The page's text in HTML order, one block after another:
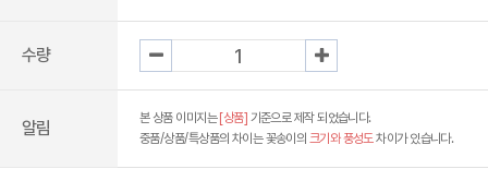
수량
알림 본 상품 이미지는 [상품] 기준으로 제작 되었습니다.
중품/상품/특상품의 차이는 꽃송이의 크기와 풍성도차이가 있습니다.